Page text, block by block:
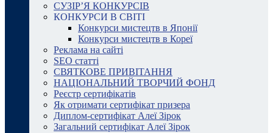
СУЗІР’Я КОНКУРСІВ
КОНКУРСИ В СВІТІ
Конкурси мистецтв в Японії
Конкурси мистецтв в Кореї
Реклама на сайті
SEO статті
СВЯТКОВЕ ПРИВІТАННЯ
НАЦІОНАЛЬНИЙ ТВОРЧИЙ ФОНД
Реєстр сертифікатів
Як отримати сертифікат призера
Диплом-сертифікат Алеї Зірок
Загальний сертифікат Алеї Зірок